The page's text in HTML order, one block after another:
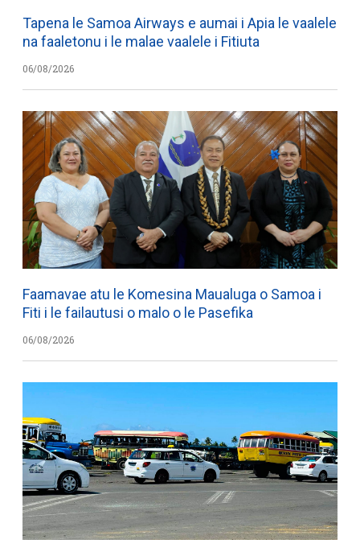
Tapena le Samoa Airways e aumai i Apia le vaalele
na faaletonu i le malae vaalele i Fitiuta
06/08/2026
Faamavae atu le Komesina Maualuga o Samoa i
Fiti i le failautusi o malo o le Pasefika
06/08/2026